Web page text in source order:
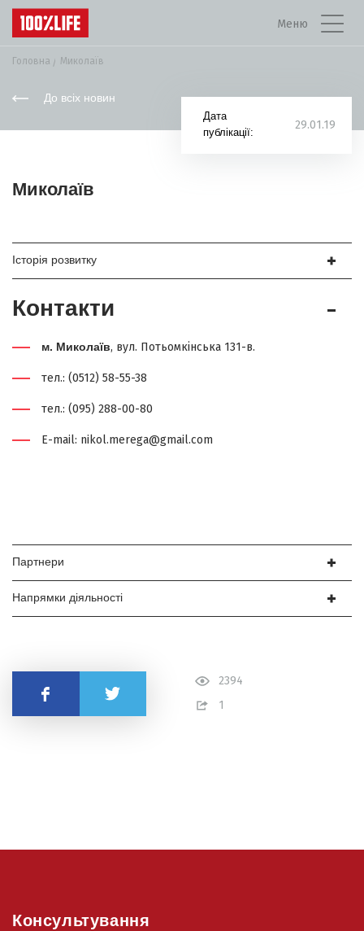
Меню
Головна Миколаїв
До всіх новин
Дата
публікації:
29.01.19
Миколаїв
Історія розвитку
Контакти
м. Миколаїв, вул. Потьомкінська 131-в.
тел.: (0512) 58-55-38
тел.: (095) 288-00-80
E-mаil: nikol.merega@gmail.com
Партнери
Напрямки діяльності
2394
1
Поділитись
Консультування